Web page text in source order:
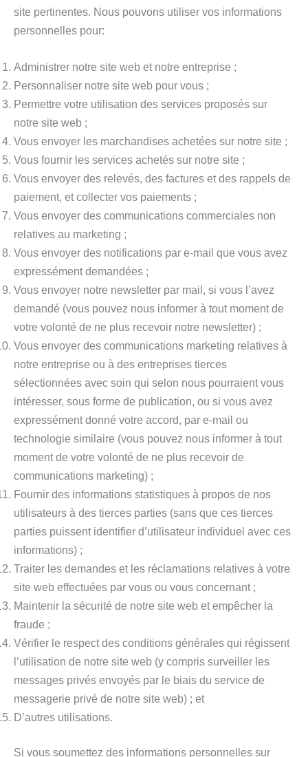
site pertinentes. Nous pouvons utiliser vos informations
personnelles pour:
Administrer notre site web et notre entreprise ;
Personnaliser notre site web pour vous ;
Permettre votre utilisation des services proposés sur
notre site web ;
Vous envoyer les marchandises achetées sur notre site ;
Vous fournir les services achetés sur notre site ;
Vous envoyer des relevés, des factures et des rappels de
paiement, et collecter vos paiements ;
Vous envoyer des communications commerciales non
relatives au marketing ;
Vous envoyer des notifications par e-mail que vous avez
expressément demandées ;
Vous envoyer notre newsletter par mail, si vous l’avez
demandé (vous pouvez nous informer à tout moment de
votre volonté de ne plus recevoir notre newsletter) ;
Vous envoyer des communications marketing relatives à
notre entreprise ou à des entreprises tierces
sélectionnées avec soin qui selon nous pourraient vous
intéresser, sous forme de publication, ou si vous avez
expressément donné votre accord, par e-mail ou
technologie similaire (vous pouvez nous informer à tout
moment de votre volonté de ne plus recevoir de
communications marketing) ;
Fournir des informations statistiques à propos de nos
utilisateurs à des tierces parties (sans que ces tierces
parties puissent identifier d’utilisateur individuel avec ces
informations) ;
Traiter les demandes et les réclamations relatives à votre
site web effectuées par vous ou vous concernant ;
Maintenir la sécurité de notre site web et empêcher la
fraude ;
Vérifier le respect des conditions générales qui régissent
l’utilisation de notre site web (y compris surveiller les
messages privés envoyés par le biais du service de
messagerie privé de notre site web) ; et
D’autres utilisations.
Si vous soumettez des informations personnelles sur